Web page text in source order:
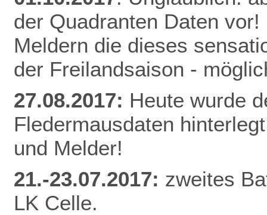
der Quadranten Daten
Meldern die dieses
der Freilandsaison -
27.08.2017: Heute wurde
Fledermausdaten
und Melder!
21.-23.07.2017: zweites
LK Celle.